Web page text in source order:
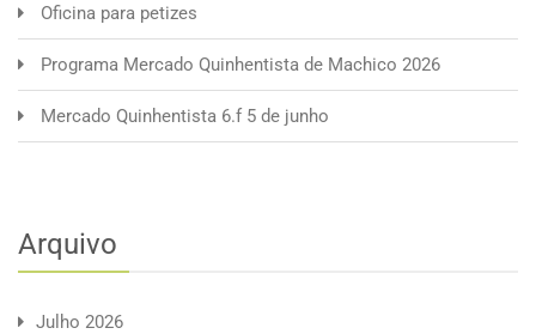
Oficina para petizes
Programa Mercado Quinhentista de Machico 2026
Mercado Quinhentista 6.f 5 de junho
Arquivo
Julho 2026